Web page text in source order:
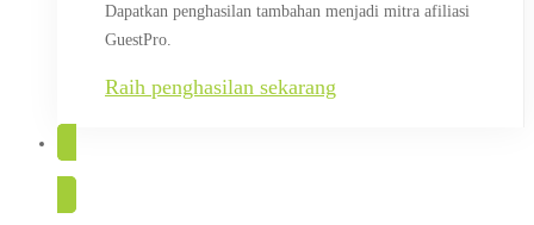
Dapatkan penghasilan tambahan menjadi mitra afiliasi
GuestPro.
Raih penghasilan sekarang